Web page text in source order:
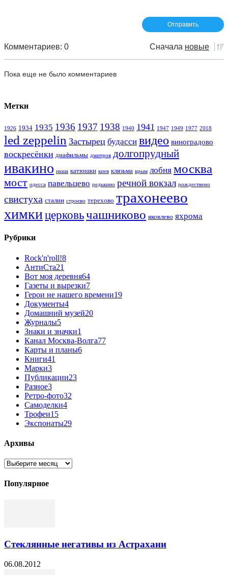
Комментариев: 0 Сначала новые
Пока еще не было комментариев
Метки
1926 1934 1935 1936 1937 1938 1940 1941 1947 1949 1977 2018
led zeppelin Застырец будасси видео виноградово
воскресёнки диафильмы дмитров долгопрудный
ивакино икша катюшки киев клязьма крым лобня москва
мост одесса павельцево редькино речной вокзал рождествено
свистуха сталин строево терехово трахонеево
химкицерковьчашниково яковлево яхрома
Рубрики
Rock'n'roll!8
АнтиСта21
Вот моя деревня64
Газеты и вырезки7
Герои не нашего времени19
Документы4
Домашний музей20
Журналы5
Знаки и значки1
Канал Москва-Волга77
Карты и планы6
Книги41
Марки3
Публикации23
Разное3
Ретро-фото32
Самоделки4
Трофеи15
Экспонаты29
Архивы
Архивы
Популярное
Стеклянные негативы из Астрахани
06.08.2012